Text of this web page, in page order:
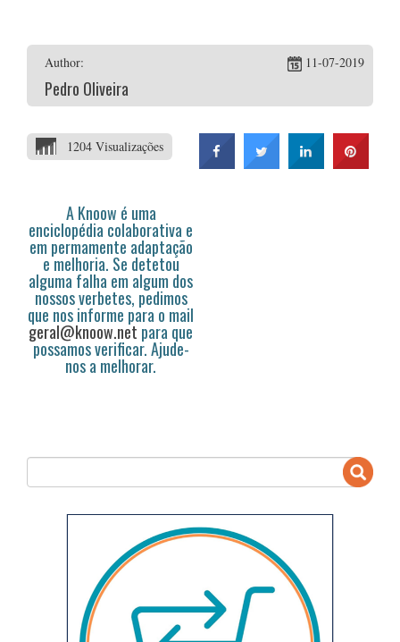
Author:
Pedro Oliveira
11-07-2019
1204 Visualizações
A Knoow é uma
enciclopédia colaborativa e
em permamente adaptação
e melhoria. Se detetou
alguma falha em algum dos
nossos verbetes, pedimos
que nos informe para o mail
geral@knoow.net para que
possamos verificar. Ajude-
nos a melhorar.